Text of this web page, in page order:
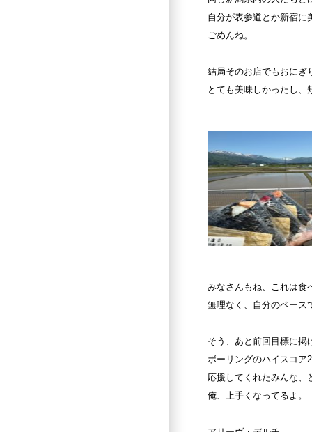
自分が表参道とか新宿に
ごめんね。
結局そのお店でもおにぎ
とても美味しかったし、
みなさんもね、これは食
無理なく、自分のペース
そう、あと前回目標に掲
ボーリングのハイスコア
応援してくれたみんな、
俺、上手くなってるよ。